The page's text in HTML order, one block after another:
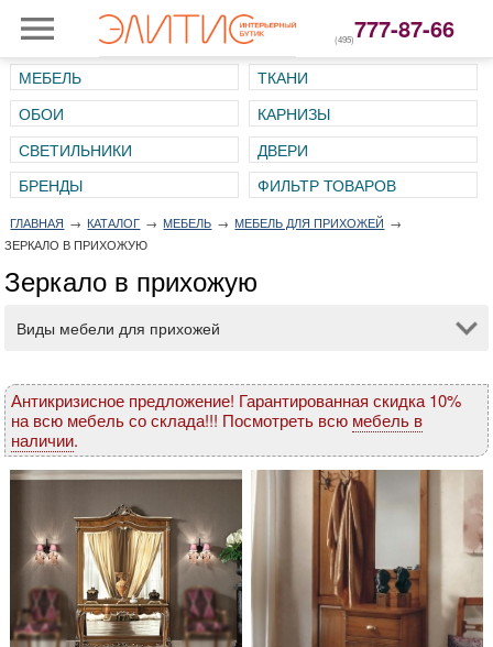
(495)777-87-66
МЕБЕЛЬ
ТКАНИ
ОБОИ
КАРНИЗЫ
СВЕТИЛЬНИКИ
ДВЕРИ
ГЛАВНАЯ → КАТАЛОГ → МЕБЕЛЬ → МЕБЕЛЬ ДЛЯ ПРИХОЖЕЙ →
ЗЕРКАЛО В ПРИХОЖУЮ
Зеркало в прихожую
Виды мебели для прихожей
Антикризисное предложение! Гарантированная скидка 10%
на всю мебель со склада!!! Посмотреть всю мебель в
наличии.